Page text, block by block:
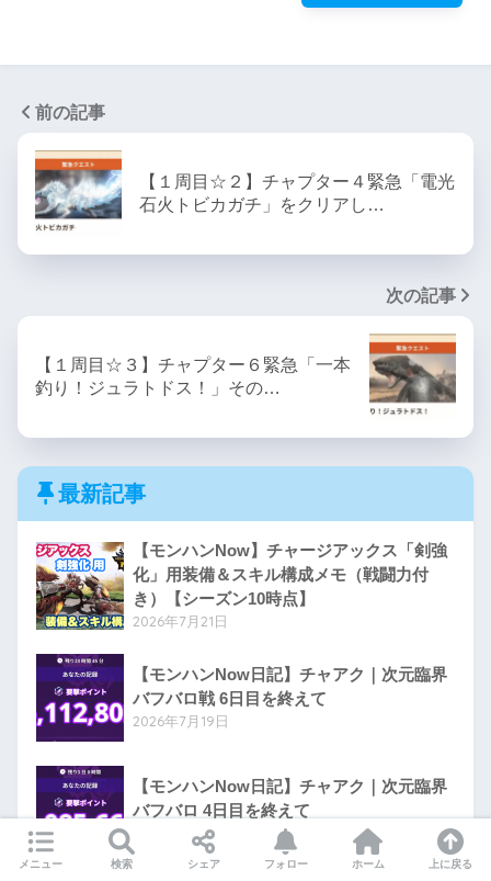
前の記事
【１周目☆２】チャプター４緊急「電光
石火トビカガチ」をクリアし…
次の記事
【１周目☆３】チャプター６緊急「一本
釣り！ジュラトドス！」その…
最新記事
【モンハンNow】チャージアックス「剣強
化」用装備＆スキル構成メモ（戦闘力付
き）【シーズン10時点】
2026年7月21日
【モンハンNow日記】チャアク｜次元臨界
バフバロ戦 6日目を終えて
2026年7月19日
【モンハンNow日記】チャアク｜次元臨界
バフバロ 4日目を終えて
2026年7月16日
メニュー 検索 シェア フォロー ホーム 上に戻る